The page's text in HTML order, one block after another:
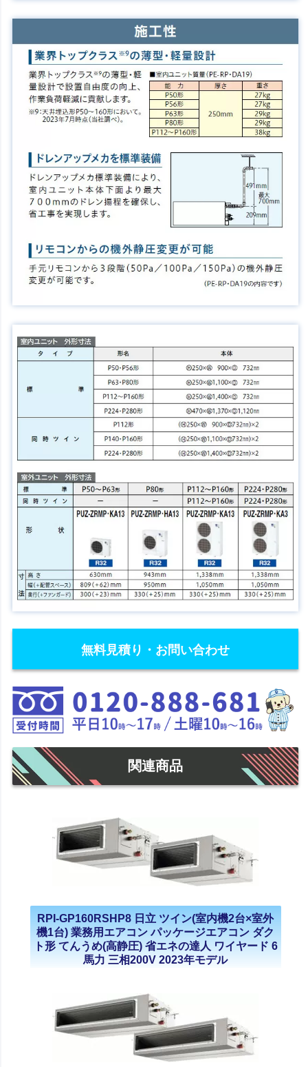
無料見積り・お問い合わせ
関連商品
RPI-GP160RSHP8 日立 ツイン(室内機2台×室外
機1台) 業務用エアコン パッケージエアコン ダク
ト形 てんうめ(高静圧) 省エネの達人 ワイヤード 6
馬力 三相200V 2023年モデル